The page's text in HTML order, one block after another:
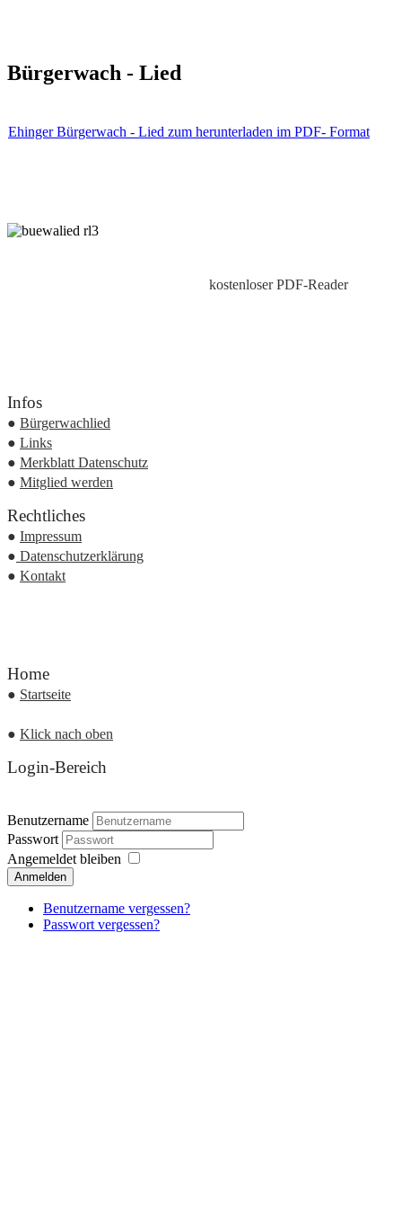
Bürgerwach - Lied
Ehinger Bürgerwach - Lied zum herunterladen im PDF- Format
kostenloser PDF-Reader
Infos
● Bürgerwachlied
● Links
● Merkblatt Datenschutz
● Mitglied werden
Rechtliches
● Impressum
● Datenschutzerklärung
● Kontakt
Home
● Startseite
● Klick nach oben
Login-Bereich
Benutzername
Passwort
Angemeldet bleiben
Anmelden
Benutzername vergessen?
Passwort vergessen?